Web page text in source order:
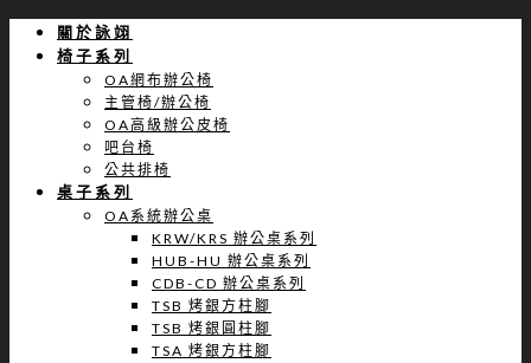
關於詠翊
椅子系列
OA網布辦公椅
主管椅/辦公椅
OA高級辦公皮椅
吧台椅
公共排椅
桌子系列
OA系統辦公桌
KRW/KRS 辦公桌系列
HUB-HU 辦公桌系列
CDB-CD 辦公桌系列
TSB 烤銀方柱腳
TSB 烤銀圓柱腳
TSA 烤銀方柱腳